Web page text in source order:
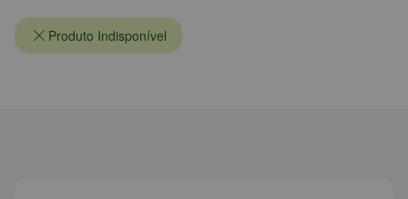
Produto Indisponível